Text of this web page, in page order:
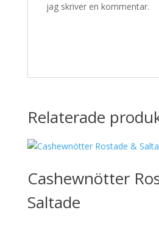
jag skriver en kommentar.
Relaterade
Cashewnötter
Saltade